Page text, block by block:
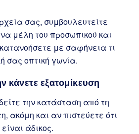
σας, συμβουλευτείτε
μέλη του προσωπικού και
με σαφήνεια τι
σας οπτική γωνία.
κάνετε εξατομίκευση
την κατάσταση από τη
ακόμη και αν πιστεύετε ότι
άδικος.